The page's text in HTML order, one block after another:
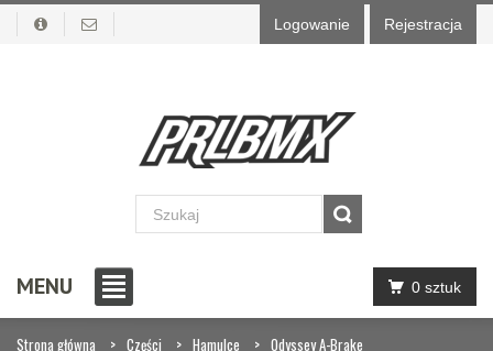
Logowanie Rejestracja
0 sztuk
MENU
Strona główna Części Hamulce Odyssey A-Brake